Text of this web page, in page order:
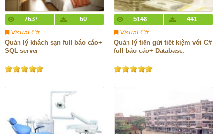
7637 60
Visual C#
Quản lý khách sạn full báo cáo+
SQL server
5148 441
Visual C#
Quản lý tiền gửi tiết kiệm với C#
full báo cáo+ Database.